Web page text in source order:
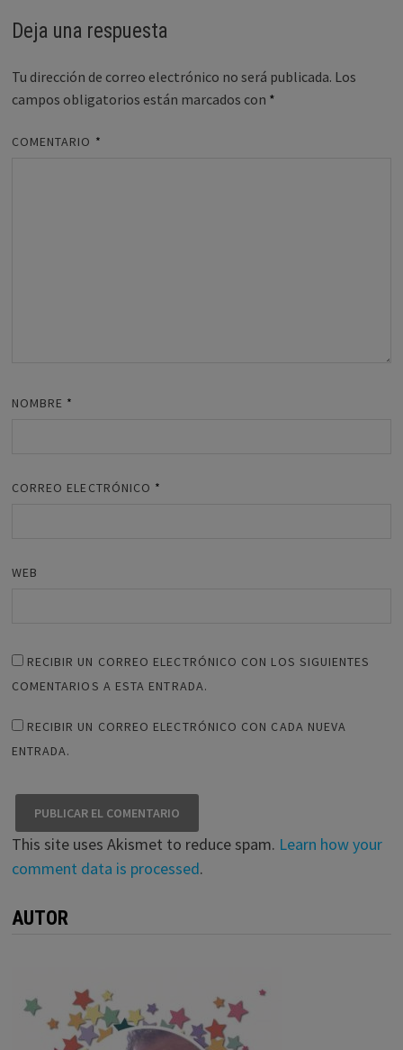
Deja una respuesta
Tu dirección de correo electrónico no será publicada. Los
campos obligatorios están marcados con *
COMENTARIO *
NOMBRE *
CORREO ELECTRÓNICO *
WEB
RECIBIR UN CORREO ELECTRÓNICO CON LOS SIGUIENTES
COMENTARIOS A ESTA ENTRADA.
RECIBIR UN CORREO ELECTRÓNICO CON CADA NUEVA
ENTRADA.
This site uses Akismet to reduce spam. Learn how your
comment data is processed.
AUTOR